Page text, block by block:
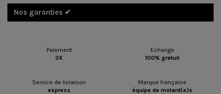
Nos garanties ✔︎
Paiement
3X
Echange
100% gratuit
Service de livraison
express
Marque française
équipe de motard(e)s